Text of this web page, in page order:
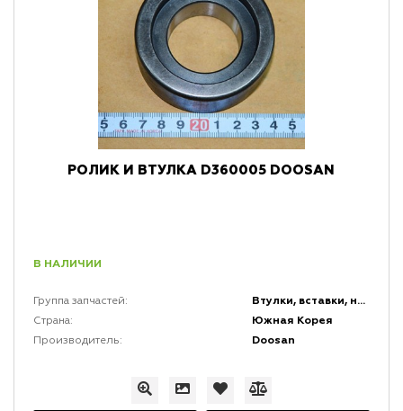
РОЛИК И ВТУЛКА D360005 DOOSAN
В НАЛИЧИИ
Группа запчастей: Втулки, вставки, накладки и заглушки
Страна: Южная Корея
Производитель: Doosan